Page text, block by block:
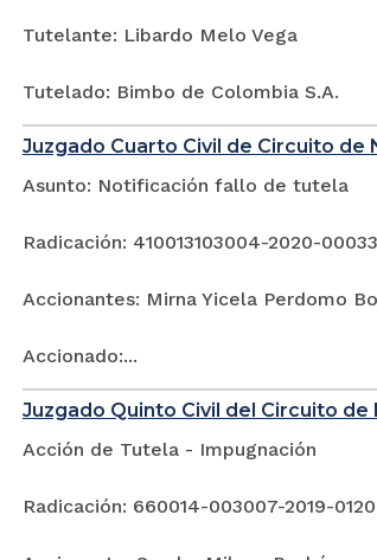
Tutelante: Libardo Melo Vega
Tutelado: Bimbo de Colombia S.A.
Juzgado Cuarto Civil de Circuito de
Asunto: Notificación fallo de tutela
Radicación: 410013103004-2020-
Accionantes: Mirna Yicela Perdomo
Accionado:...
Juzgado Quinto Civil del Circuito de
Acción de Tutela - Impugnación
Radicación: 660014-003007-2019-